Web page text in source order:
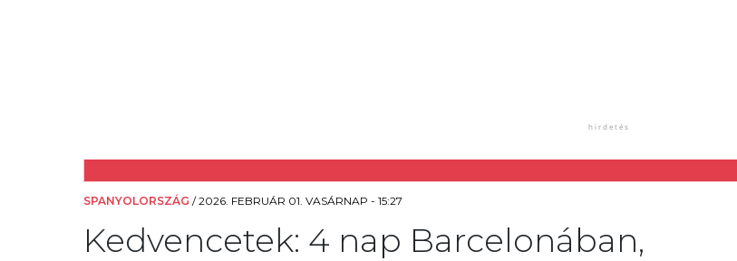
SPANYOLORSZÁG /2026. FEBRUÁR 01. VASÁRNAP - 15:27
Kedvencetek: 4 nap Barcelonában,